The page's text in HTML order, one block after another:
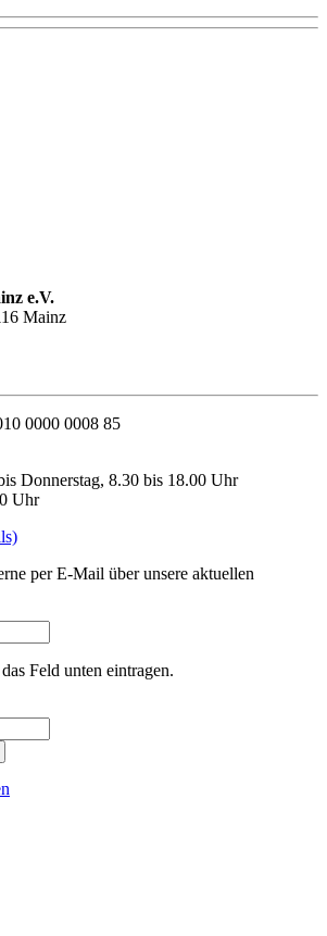
e.V.
Mainz
0000 0008 85
Donnerstag, 8.30 bis 18.00 Uhr
Uhr
per E-Mail über unsere aktuellen
Feld unten eintragen.